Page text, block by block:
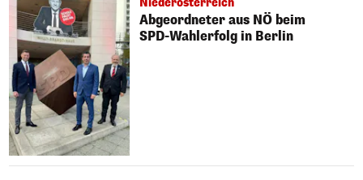
Abgeordneter aus NÖ beim
SPD-Wahlerfolg in Berlin